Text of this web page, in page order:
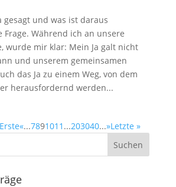
gesagt und was ist daraus
Frage. Während ich an unsere
wurde mir klar: Mein Ja galt nicht
und unserem gemeinsamen
das Ja zu einem Weg, von dem
herausfordernd werden...
«...7891011 ...203040...»Letzte »
Suchen